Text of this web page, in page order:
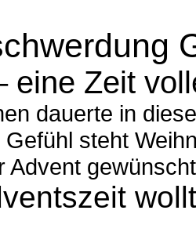
eine Zeit
dauerte in
steht
Advent